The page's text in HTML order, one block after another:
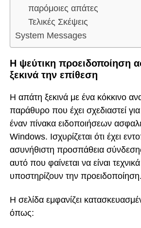
παρόμοιες απάτες
Τελικές Σκέψεις
System Messages
Η ψεύτικη προειδοποίηση
ξεκινά την επίθεση
Η απάτη ξεκινά με ένα κόκκινο
παράθυρο που έχει σχεδιαστεί για
έναν πίνακα ειδοποιήσεων
Windows. Ισχυρίζεται ότι έχει
ασυνήθιστη προσπάθεια
αυτό που φαίνεται να είναι
υποστηρίζουν την προειδοποίηση.
Η σελίδα εμφανίζει
όπως: